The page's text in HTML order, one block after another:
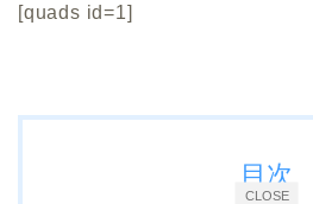
[quads id=1]
CLOSE
目次